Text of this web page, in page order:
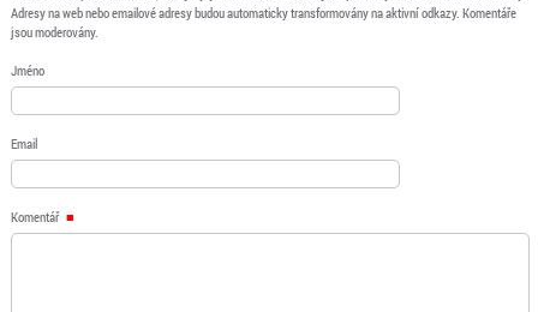
Adresy na web nebo emailové adresy budou automaticky transformovány na aktivní odkazy. Komentáře
jsou moderovány.
Jméno
Email
Komentář